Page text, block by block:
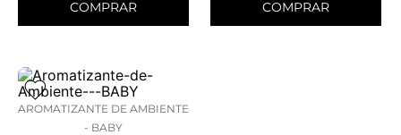
COMPRAR COMPRAR
AROMATIZANTE DE AMBIENTE
- BABY